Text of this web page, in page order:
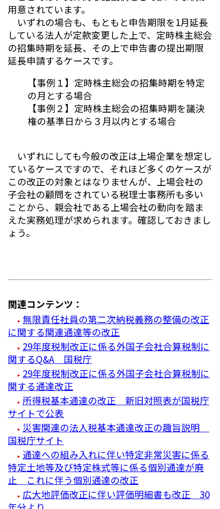
用意されています。
いずれの場合も、もともと申告期限を1月延長
している法人が定款変更した上で、定時株主総会
の招集時期を延長、その上で申告書の提出期限
延長申請するケースです。
【事例１】定時株主総会の招集時期を特定
の月とする場合
【事例２】定時株主総会の招集時期を議決
権の基準日から３月以内とする場合
いずれにしても今般の改正は上場企業を想定し
ているケースですので、それほど多くのケースが
この改正の対象とはなりませんが、上場会社の
子会社の顧問をされている税理士事務所も多い
ことから、親会社である上場会社の動向を踏ま
えた実務処理が求められます。確認しておきまし
ょう。
関連コンテンツ：
無限責任社員の第二次納税義務の整備の改正
に関する関連通達等の改正
29年度税制改正に係る外国子会社合算税制に
関するQ&A 国税庁
29年度税制改正に係る外国子会社合算税制に
関する通達改正
所得税基本通達の改正 新旧対照表が国税庁
サイトで公表
災害関連の法人税基本通達改正の趣旨説明
国税庁サイト
通達への組み入れに伴い特定非常災害に係る
特定土地等及び特定株式等に係る個別通達が廃
止 これに伴う個別通達の改正
広大地評価改正に伴い評価明細書も改正 30